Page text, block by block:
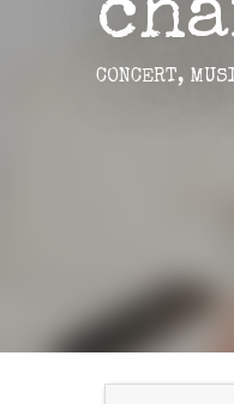
CONCERT,